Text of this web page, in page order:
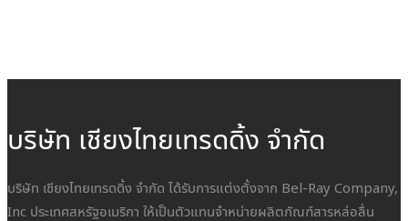
บริษัท เชียงไทยเทรดดิ้ง จำกัด
บริษัท เชียงไทยเทรดดิ้ง จำกัด ได้รับการแต่งตั้งจาก Bel-Ray Company,
Inc ประเทศสหรัฐอเมริกา ให้เป็นตัวแทนจำหน่ายผลิตภัณฑ์สารหล่อลื่น